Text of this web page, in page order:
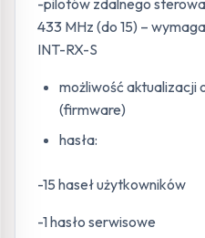
-pilotów zdalnego
433 MHz (do 15) –
INT-RX-S
możliwość aktualizacji
(firmware)
hasła:
-15 haseł użytkowników
-1 hasło serwisowe